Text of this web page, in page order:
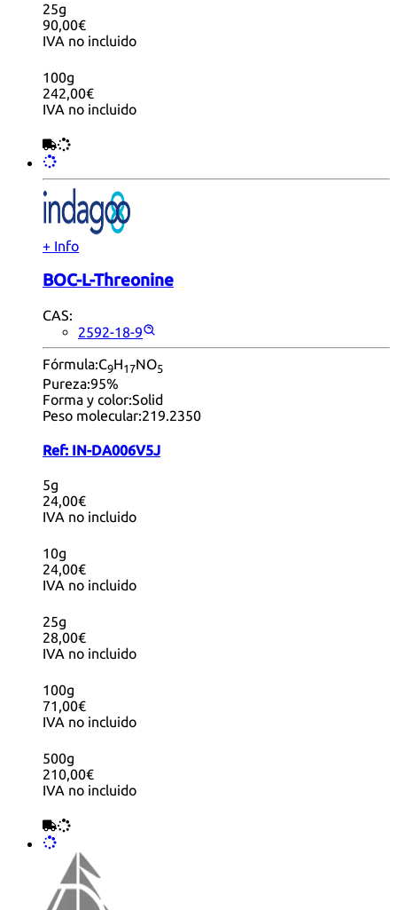
25g
90,00€
IVA no incluido
100g
242,00€
IVA no incluido
+ Info
BOC-L-Threonine
CAS:
2592-18-9
Fórmula:C9H17NO5
Pureza:95%
Forma y color:Solid
Peso molecular:219.2350
Ref: IN-DA006V5J
5g
24,00€
IVA no incluido
10g
24,00€
IVA no incluido
25g
28,00€
IVA no incluido
100g
71,00€
IVA no incluido
500g
210,00€
IVA no incluido